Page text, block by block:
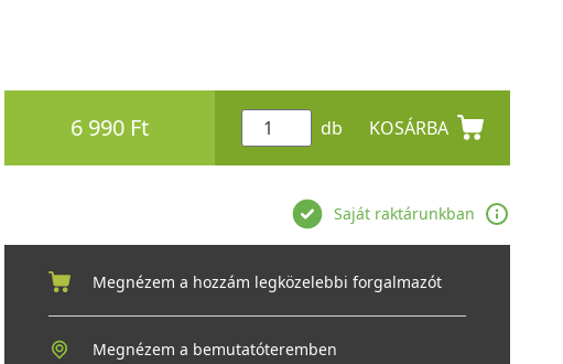
6 990 Ft db KOSÁRBA
Saját raktárunkban
Megnézem a hozzám legközelebbi forgalmazót
Megnézem a bemutatóteremben